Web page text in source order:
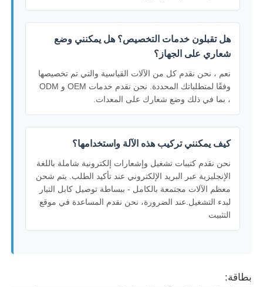
هل تقبلون خدمات التخصيص؟ هل يمكنني وضع
شعاري على الجهاز؟
نعم ، نحن نقدم كل من الآلات القياسية والتي تم تخصيصها
وفقًا لمتطلباتك المحددة. نحن نقدم خدمات OEM و ODM
، بما في ذلك وضع شعارك على المعدات.
كيف يمكنني تركيب هذه الآلة واستخدامها؟
نحن نقدم كتيبات تشغيل وإشعارات إلكترونية شاملة باللغة
الإنجليزية عبر البريد الإلكتروني عند تأكيد الطلب. يتم شحن
معظم الآلات مجتمعة بالكامل - ببساطة توصيل كابل التيار
لبدء التشغيل.عند الضرورة، نحن نقدم المساعدة في موقع
التثبيت
بطاقة: